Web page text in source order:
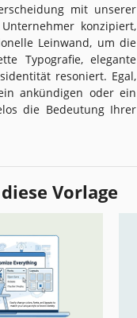
mit unserer
konzipiert,
Leinwand, um die
Typografie, elegante
resoniert. Egal,
ankündigen oder ein
die Bedeutung Ihrer
Vorlage